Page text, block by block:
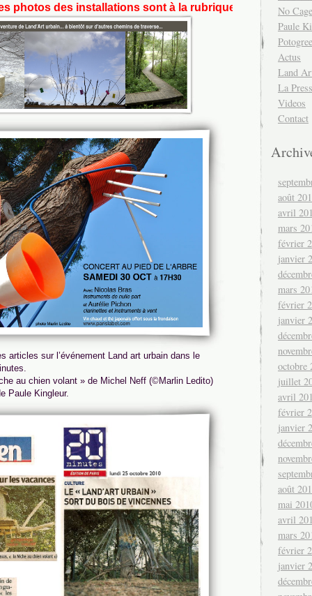
installations sont à la rubrique Label Photo
articles sur l’événement Land art urbain dans le
au chien volant » de Michel Neff (©Marlin Ledito)
Paule Kingleur.
No Cage
Paule
Actus
Land
La
Videos
Contact
août
avril
mars
février
janvier
mars
février
janvier
octobre
juillet
avril
février
janvier
août
mai
avril
mars
février
janvier